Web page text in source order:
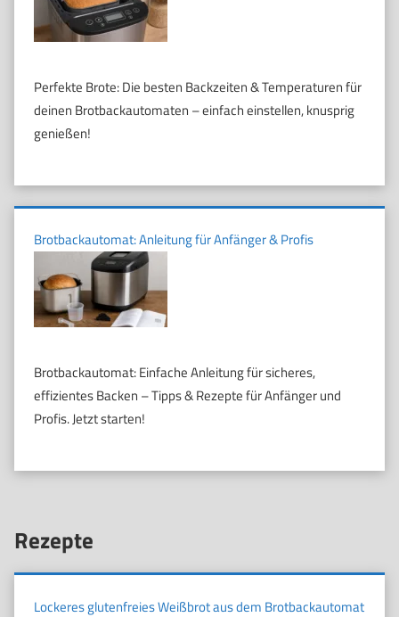
Perfekte Brote: Die besten Backzeiten & Temperaturen für
deinen Brotbackautomaten – einfach einstellen, knusprig
genießen!
Brotbackautomat: Anleitung für Anfänger & Profis
Brotbackautomat: Einfache Anleitung für sicheres,
effizientes Backen – Tipps & Rezepte für Anfänger und
Profis. Jetzt starten!
Rezepte
Lockeres glutenfreies Weißbrot aus dem Brotbackautomat